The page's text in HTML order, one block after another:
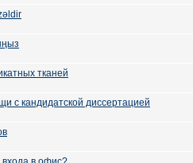
тканей
с кандидатской диссертацией